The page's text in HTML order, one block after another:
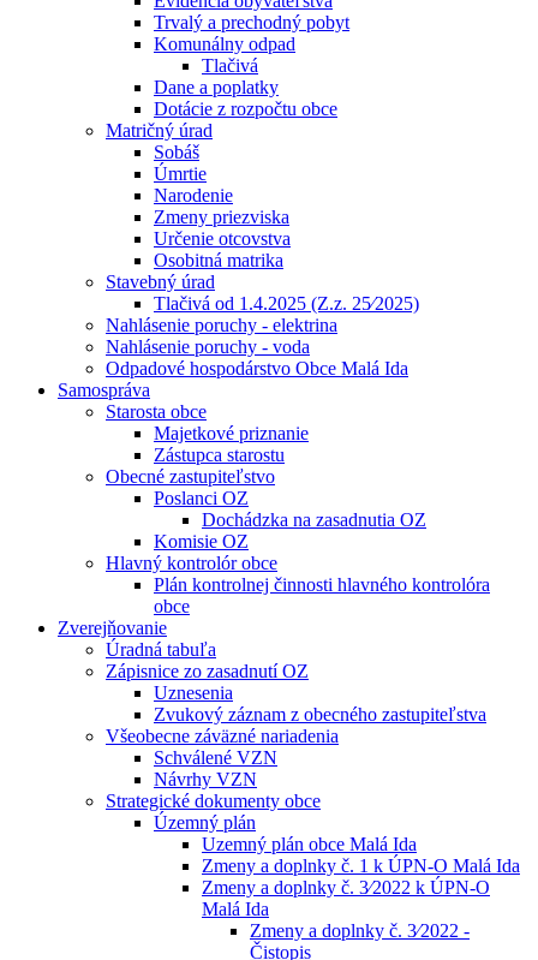
Trvalý a prechodný pobyt
Komunálny odpad
Tlačivá
Dane a poplatky
Dotácie z rozpočtu obce
Matričný úrad
Sobáš
Úmrtie
Narodenie
Zmeny priezviska
Určenie otcovstva
Osobitná matrika
Stavebný úrad
Tlačivá od 1.4.2025 (Z.z. 25⁄2025)
Nahlásenie poruchy - elektrina
Nahlásenie poruchy - voda
Odpadové hospodárstvo Obce Malá Ida
Samospráva
Starosta obce
Majetkové priznanie
Zástupca starostu
Obecné zastupiteľstvo
Poslanci OZ
Dochádzka na zasadnutia OZ
Komisie OZ
Hlavný kontrolór obce
Plán kontrolnej činnosti hlavného kontrolóra
obce
Zverejňovanie
Úradná tabuľa
Zápisnice zo zasadnutí OZ
Uznesenia
Zvukový záznam z obecného zastupiteľstva
Všeobecne záväzné nariadenia
Schválené VZN
Návrhy VZN
Strategické dokumenty obce
Územný plán
Uzemný plán obce Malá Ida
Zmeny a doplnky č. 1 k ÚPN-O Malá Ida
Zmeny a doplnky č. 3⁄2022 k ÚPN-O
Malá Ida
Zmeny a doplnky č. 3⁄2022 -
Čistopis